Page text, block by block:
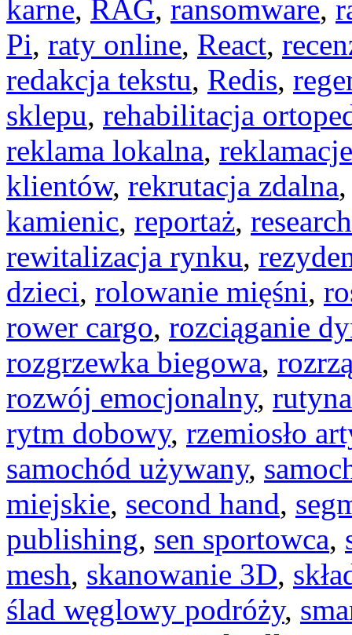
karne, RAG, ransomware,
Pi, raty online, React,
redakcja tekstu, Redis,
sklepu, rehabilitacja
reklama lokalna, reklamacje
klientów, rekrutacja zdalna
kamienic, reportaż,
rewitalizacja rynku,
dzieci, rolowanie mięśni,
rower cargo, rozciąganie
rozgrzewka biegowa,
rozwój emocjonalny,
rytm dobowy, rzemiosło
samochód używany,
miejskie, second hand,
publishing, sen sportowca,
mesh, skanowanie 3D,
ślad węglowy podróży,